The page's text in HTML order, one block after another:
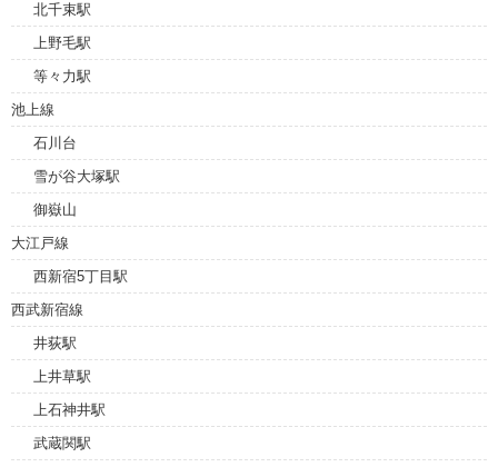
北千束駅
上野毛駅
等々力駅
池上線
石川台
雪が谷大塚駅
御嶽山
大江戸線
西新宿5丁目駅
西武新宿線
井荻駅
上井草駅
上石神井駅
武蔵関駅